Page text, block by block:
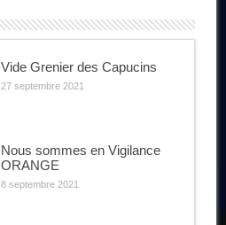
Vide Grenier des Capucins
27 septembre 2021
Nous sommes en Vigilance
ORANGE
8 septembre 2021